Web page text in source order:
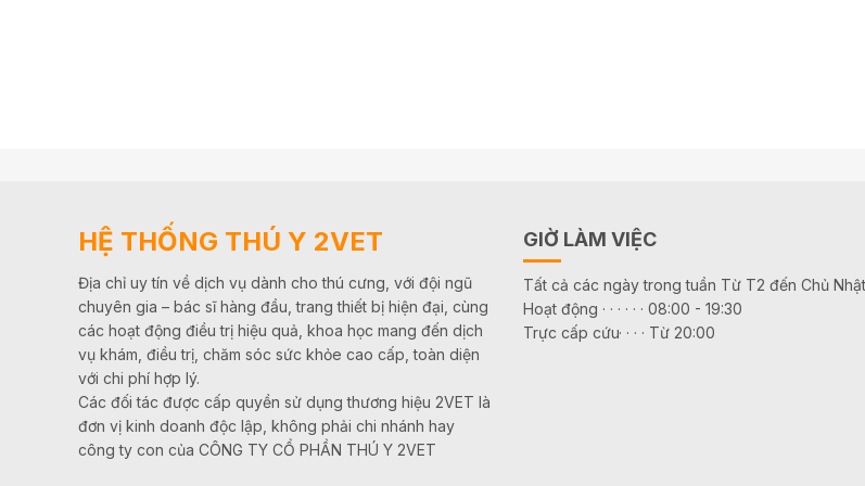
HỆ THỐNG THÚ Y 2VET
Địa chỉ uy tín về dịch vụ dành cho thú cưng, với đội ngũ
chuyên gia – bác sĩ hàng đầu, trang thiết bị hiện đại, cùng
các hoạt động điều trị hiệu quả, khoa học mang đến dịch
vụ khám, điều trị, chăm sóc sức khỏe cao cấp, toàn diện
với chi phí hợp lý.
Các đối tác được cấp quyền sử dụng thương hiệu 2VET là
đơn vị kinh doanh độc lập, không phải chi nhánh hay
công ty con của CÔNG TY CỔ PHẦN THÚ Y 2VET
GIỜ LÀM VIỆC
Tất cả các ngày trong tuần Từ T2 đến Chủ Nhật
Hoạt động · · · · · · 08:00 - 19:30
Trực cấp cứu· · · · Từ 20:00